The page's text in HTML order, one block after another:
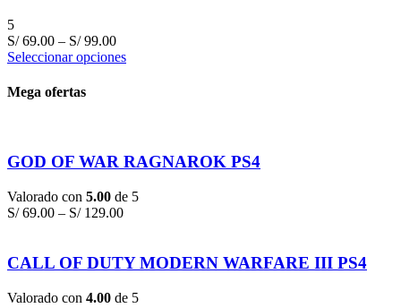
5
S/69.00 – S/99.00
Seleccionar opciones
Mega ofertas
GOD OF WAR RAGNAROK PS4
Valorado con 5.00 de 5
S/69.00 – S/129.00
CALL OF DUTY MODERN WARFARE III PS4
Valorado con 4.00 de 5